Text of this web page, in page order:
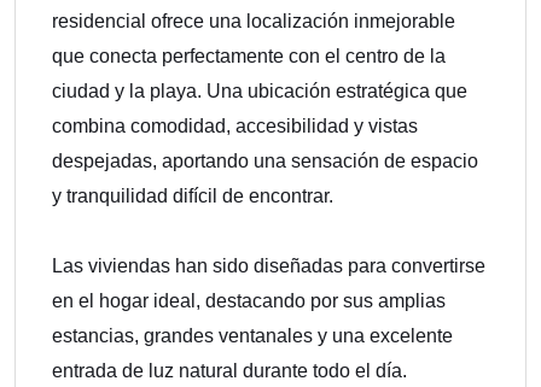
residencial ofrece una localización inmejorable
que conecta perfectamente con el centro de la
ciudad y la playa. Una ubicación estratégica que
combina comodidad, accesibilidad y vistas
despejadas, aportando una sensación de espacio
y tranquilidad difícil de encontrar.
Las viviendas han sido diseñadas para convertirse
en el hogar ideal, destacando por sus amplias
estancias, grandes ventanales y una excelente
entrada de luz natural durante todo el día.